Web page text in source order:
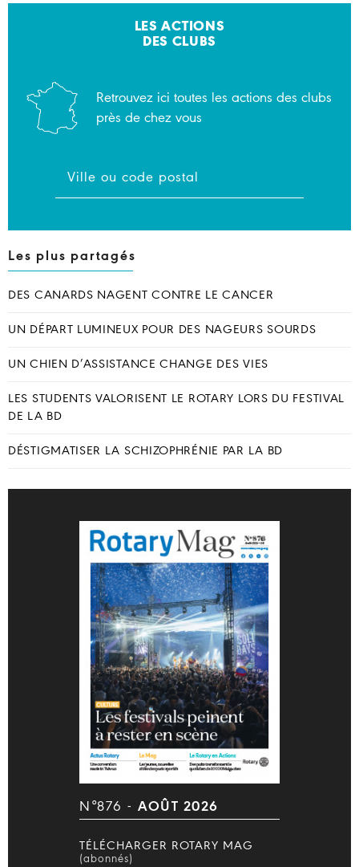
LES ACTIONS
DES CLUBS
Retrouvez ici toutes les actions des clubs
près de chez vous
Les plus partagés
DES CANARDS NAGENT CONTRE LE CANCER
UN DÉPART LUMINEUX POUR DES NAGEURS SOURDS
UN CHIEN D’ASSISTANCE CHANGE DES VIES
LES STUDENTS VALORISENT LE ROTARY LORS DU FESTIVAL
DE LA BD
DÉSTIGMATISER LA SCHIZOPHRÉNIE PAR LA BD
N°876 - AOÛT 2026
TÉLÉCHARGER ROTARY MAG
(abonnés)